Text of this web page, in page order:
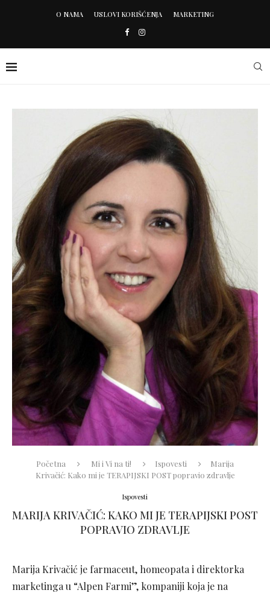
O NAMA USLOVI KORIŠĆENJA MARKETING
Početna Mi i Vi na ti! Ispovesti
Marija
Krivačić: Kako mi je TERAPIJSKI POST popravio zdravlje
Ispovesti
MARIJA KRIVAČIĆ: KAKO MI JE TERAPIJSKI POST
POPRAVIO ZDRAVLJE
Marija Krivačić je farmaceut, homeopata i direktorka
marketinga u “Alpen Farmi”, kompaniji koja je na